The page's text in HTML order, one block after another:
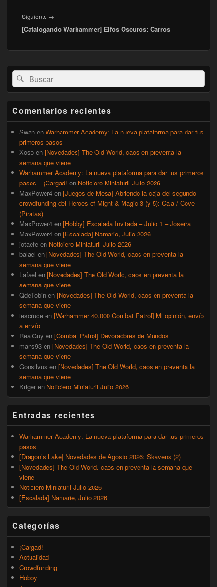
Siguiente →
siguiente:
[Catalogando Warhammer] Elfos Oscuros: Carros
área
de
widget
lateral
primaria
Buscar
por:
Buscar
Comentarios recientes
Swan en Warhammer Academy: La nueva plataforma para dar tus
primeros pasos
Xoso en [Novedades] The Old World, caos en preventa la
semana que viene
Warhammer Academy: La nueva plataforma para dar tus primeros
pasos – ¡Cargad! en Noticiero Miniaturil Julio 2026
MaxPower4 en [Juegos de Mesa] Abriendo la caja del segundo
crowdfunding del Heroes of Might & Magic 3 (y 5): Cala / Cove
(Piratas)
MaxPower4 en [Hobby] Escalada Invitada – Julio 1 – Joserra
MaxPower4 en [Escalada] Namarie, Julio 2026
jotaefe en Noticiero Miniaturil Julio 2026
balael en [Novedades] The Old World, caos en preventa la
semana que viene
Lafael en [Novedades] The Old World, caos en preventa la
semana que viene
QdeTobin en [Novedades] The Old World, caos en preventa la
semana que viene
iescruce en [Warhammer 40.000 Combat Patrol] Mi opinión, envío
a envío
RealGuy en [Combat Patrol] Devoradores de Mundos
mans93 en [Novedades] The Old World, caos en preventa la
semana que viene
Gonsilvus en [Novedades] The Old World, caos en preventa la
semana que viene
Kriger en Noticiero Miniaturil Julio 2026
Entradas recientes
Warhammer Academy: La nueva plataforma para dar tus primeros
pasos
[Dragon’s Lake] Novedades de Agosto 2026: Skavens (2)
[Novedades] The Old World, caos en preventa la semana que
viene
Noticiero Miniaturil Julio 2026
[Escalada] Namarie, Julio 2026
Categorías
¡Cargad!
Actualidad
Crowdfunding
Hobby